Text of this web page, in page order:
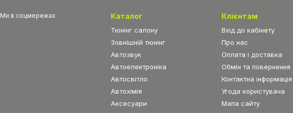
могло займати місце на вашій панелі приладів, тепер буде відображатися
будь-яку модель автомобіля. І звичайно ж варто відзначити, що ціна на
заощадити кошти на покупку інших не менш важливих аксесуарів для авто.
Ми в соцмережах Каталог
Тюнінг салону
Зовнішній тюнінг
Автозвук
Автоелектроніка
Автосвітло
Автохімія
Аксесуари
Клієнтам
Вхід до кабінету
Про нас
Оплата і доставка
Обмін та повернення
Контактна інформація
Угода користувача
Мапа сайту